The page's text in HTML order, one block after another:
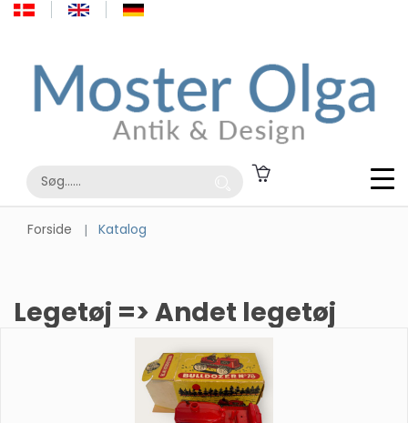
Forside Katalog
Legetøj => Andet legetøj